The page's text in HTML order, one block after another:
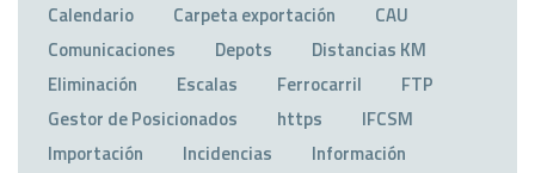
Calendario
Carpeta exportación
CAU
Comunicaciones
Depots
Distancias KM
Eliminación
Escalas Ferrocarril
FTP
Gestor de Posicionados
https
IFCSM
Importación
Incidencias
Información